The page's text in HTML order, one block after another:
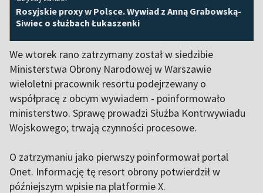
Rosyjskie proxy w Polsce. Wywiad z Anną Grabowską-
Siwiec o służbach Łukaszenki
We wtorek rano zatrzymany został w siedzibie
Ministerstwa Obrony Narodowej w Warszawie
wieloletni pracownik resortu podejrzewany o
współpracę z obcym wywiadem - poinformowało
ministerstwo. Sprawę prowadzi Służba Kontrwywiadu
Wojskowego; trwają czynności procesowe.
O zatrzymaniu jako pierwszy poinformował portal
Onet. Informację tę resort obrony potwierdził w
późniejszym wpisie na platformie X.